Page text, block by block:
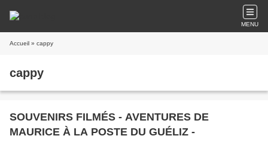
MENU
Accueil » cappy
cappy
SOUVENIRS FILMÉS - AVENTURES DE
MAURICE À LA POSTE DU GUÉLIZ -